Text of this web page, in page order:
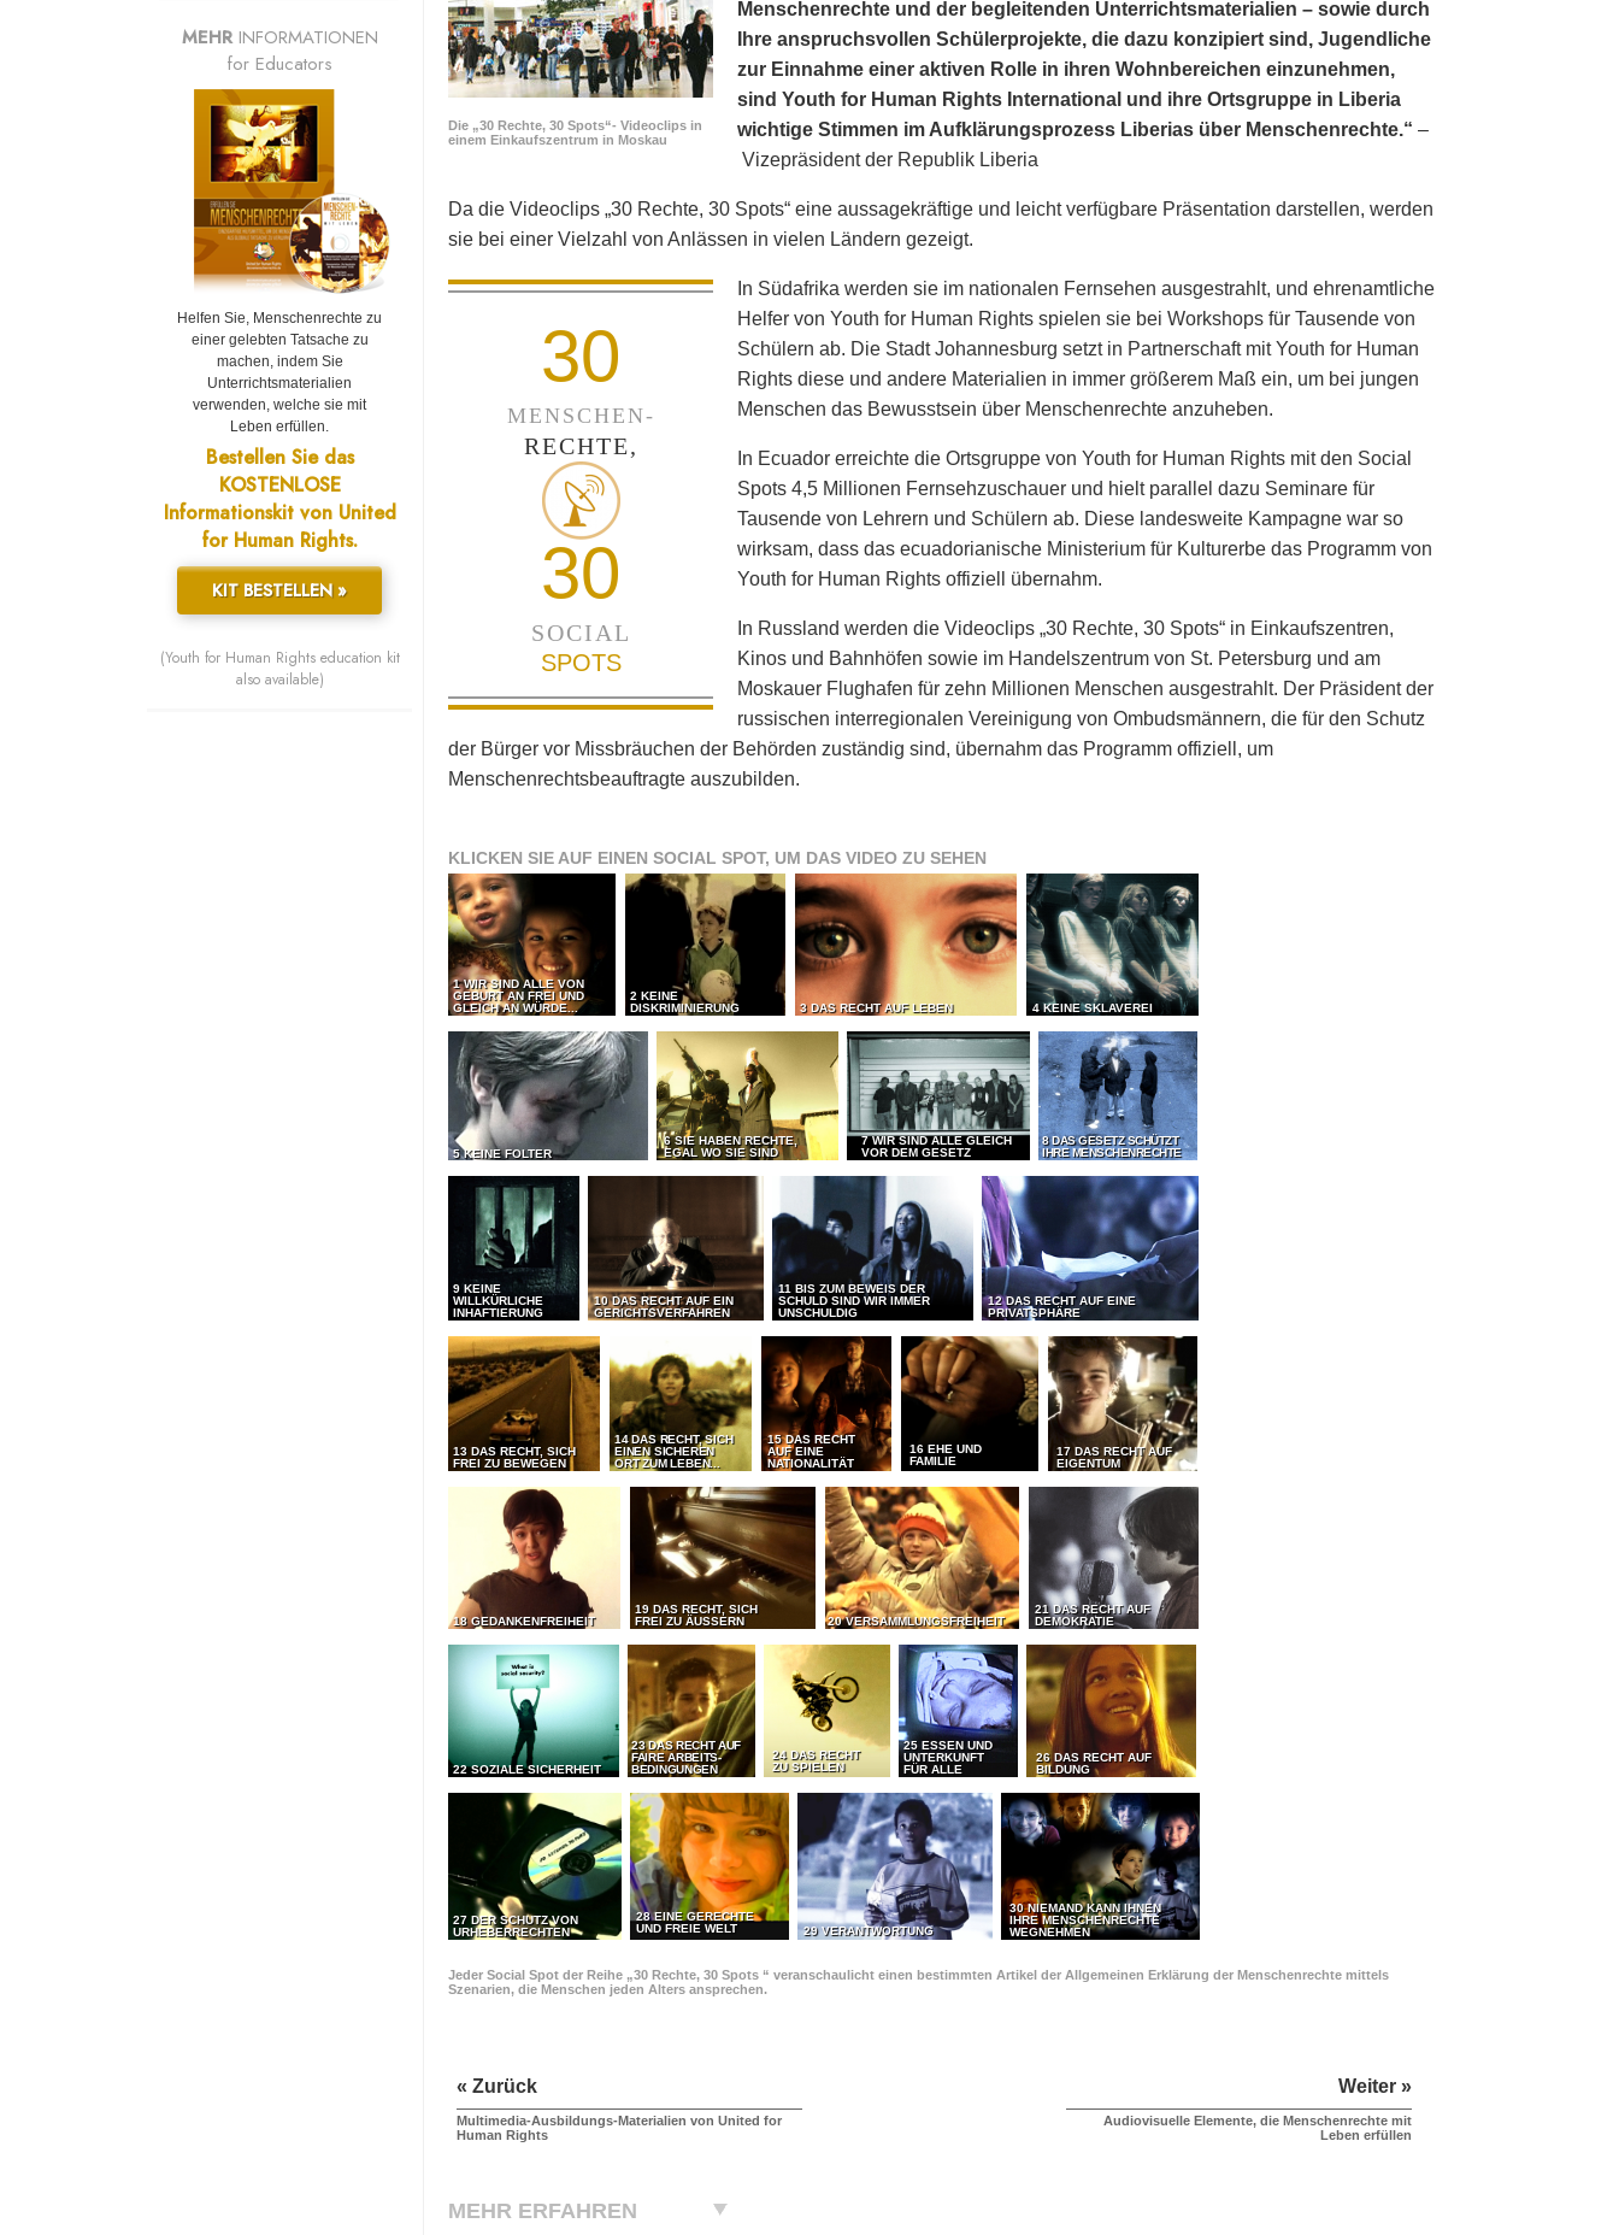
Die „30 Rechte, 30 Spots“- Videoclips in
einem Einkaufszentrum in Moskau
Menschenrechte und der begleitenden Unterrichtsmaterialien – sowie durch
Ihre anspruchsvollen Schülerprojekte, die dazu konzipiert sind, Jugendliche
zur Einnahme einer aktiven Rolle in ihren Wohnbereichen einzunehmen,
sind Youth for Human Rights International und ihre Ortsgruppe in Liberia
wichtige Stimmen im Aufklärungsprozess Liberias über Menschenrechte.“ –
Vizepräsident der Republik Liberia
Da die Videoclips „30 Rechte, 30 Spots“ eine aussagekräftige und leicht verfügbare Präsentation darstellen, werden
sie bei einer Vielzahl von Anlässen in vielen Ländern gezeigt.
30
MENSCHEN-
RECHTE,
30
SOCIAL
SPOTS
In Südafrika werden sie im nationalen Fernsehen ausgestrahlt, und ehrenamtliche
Helfer von Youth for Human Rights spielen sie bei Workshops für Tausende von
Schülern ab. Die Stadt Johannesburg setzt in Partnerschaft mit Youth for Human
Rights diese und andere Materialien in immer größerem Maß ein, um bei jungen
Menschen das Bewusstsein über Menschenrechte anzuheben.
In Ecuador erreichte die Ortsgruppe von Youth for Human Rights mit den Social
Spots 4,5 Millionen Fernsehzuschauer und hielt parallel dazu Seminare für
Tausende von Lehrern und Schülern ab. Diese landesweite Kampagne war so
wirksam, dass das ecuadorianische Ministerium für Kulturerbe das Programm von
Youth for Human Rights offiziell übernahm.
In Russland werden die Videoclips „30 Rechte, 30 Spots“ in Einkaufszentren,
Kinos und Bahnhöfen sowie im Handelszentrum von St. Petersburg und am
Moskauer Flughafen für zehn Millionen Menschen ausgestrahlt. Der Präsident der
russischen interregionalen Vereinigung von Ombudsmännern, die für den Schutz
der Bürger vor Missbräuchen der Behörden zuständig sind, übernahm das Programm offiziell, um
Menschenrechtsbeauftragte auszubilden.
KLICKEN SIE AUF EINEN SOCIAL SPOT, UM DAS VIDEO ZU SEHEN
1 WIR SIND ALLE VON
GEBURT AN FREI UND
GLEICH AN WÜRDE...
2 KEINE
DISKRIMINIERUNG
3 DAS RECHT AUF LEBEN 4 KEINE SKLAVEREI
5 KEINE FOLTER
6 SIE HABEN RECHTE,
EGAL WO SIE SIND
7 WIR SIND ALLE GLEICH
VOR DEM GESETZ
8 DAS GESETZ SCHÜTZT
IHRE MENSCHENRECHTE
9 KEINE
WILLKÜRLICHE
INHAFTIERUNG
10 DAS RECHT AUF EIN
GERICHTSVERFAHREN
11 BIS ZUM BEWEIS DER
SCHULD SIND WIR IMMER
UNSCHULDIG
12 DAS RECHT AUF EINE
PRIVATSPHÄRE
13 DAS RECHT, SICH
FREI ZU BEWEGEN
14 DAS RECHT, SICH
EINEN SICHEREN
ORT ZUM LEBEN...
15 DAS RECHT
AUF EINE
NATIONALITÄT
16 EHE UND
FAMILIE
17 DAS RECHT AUF
EIGENTUM
18 GEDANKENFREIHEIT
19 DAS RECHT, SICH
FREI ZU ÄUSSERN
20 VERSAMMLUNGSFREIHEIT
21 DAS RECHT AUF
DEMOKRATIE
22 SOZIALE SICHERHEIT
23 DAS RECHT AUF
FAIRE ARBEITS-
BEDINGUNGEN
24 DAS RECHT
ZU SPIELEN
25 ESSEN UND
UNTERKUNFT
FÜR ALLE
26 DAS RECHT AUF
BILDUNG
27 DER SCHUTZ VON
URHEBERRECHTEN
28 EINE GERECHTE
UND FREIE WELT
29 VERANTWORTUNG
30 NIEMAND KANN IHNEN
IHRE MENSCHENRECHTE
WEGNEHMEN
Jeder Social Spot der Reihe „30 Rechte, 30 Spots “ veranschaulicht einen bestimmten Artikel der Allgemeinen Erklärung der Menschenrechte mittels
Szenarien, die Menschen jeden Alters ansprechen.
« Zurück
Multimedia-Ausbildungs-Materialien von United for
Human Rights
Weiter »
Audiovisuelle Elemente, die Menschenrechte mit
Leben erfüllen
MEHR ERFAHREN
MEHR INFORMATIONEN
for Educators
Helfen Sie, Menschenrechte zu
einer gelebten Tatsache zu
machen, indem Sie
Unterrichtsmaterialien
verwenden, welche sie mit
Leben erfüllen.
Bestellen Sie das
KOSTENLOSE
Informationskit von United
for Human Rights.
KIT BESTELLEN »
(Youth for Human Rights education kit
also available)